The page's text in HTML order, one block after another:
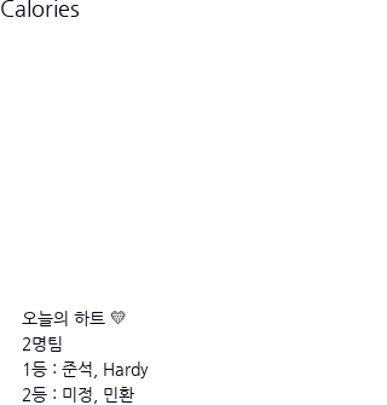
Calories
오늘의 하트 💛
2명팀
1등 : 준석, Hardy
2등 : 미정, 민환